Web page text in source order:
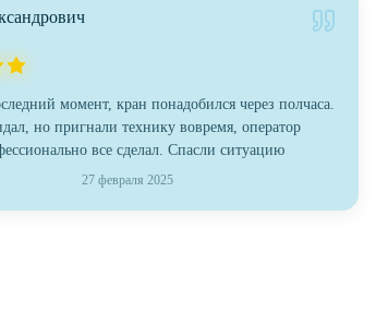
момент, кран понадобился через полчаса.
но пригнали технику вовремя, оператор
все сделал. Спасли ситуацию
27 февраля 2025